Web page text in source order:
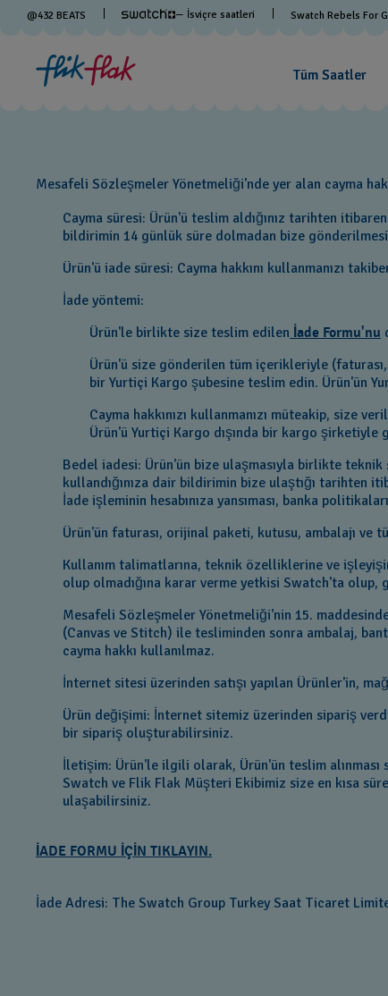
@432 BEATS — İsviçre saatleri Swatch Rebels For
Tüm Saatler
Mesafeli Sözleşmeler Yönetmeliği'nde yer alan cayma
Cayma süresi: Ürün'ü teslim aldığınız tarihten
bildirimin 14 günlük süre dolmadan bize
Ürün'ü iade süresi: Cayma hakkını kullanmanızı
İade yöntemi:
Ürün'le birlikte size teslim edilen İade Formu'nu
Ürün'ü size gönderilen tüm içerikleriyle
bir Yurtiçi Kargo şubesine teslim edin. Ürün'ün
Cayma hakkınızı kullanmanızı müteakip, size
Ürün'ü Yurtiçi Kargo dışında bir kargo şirketiyle
Bedel iadesi: Ürün'ün bize ulaşmasıyla birlikte
kullandığınıza dair bildirimin bize ulaştığı tarihten
İade işleminin hesabınıza yansıması, banka
Ürün'ün faturası, orijinal paketi, kutusu, ambalajı ve
Kullanım talimatlarına, teknik özelliklerine ve
olup olmadığına karar verme yetkisi Swatch'ta
Mesafeli Sözleşmeler Yönetmeliği'nin 15.
(Canvas ve Stitch) ile tesliminden sonra ambalaj,
cayma hakkı kullanılmaz.
İnternet sitesi üzerinden satışı yapılan Ürünler'in,
Ürün değişimi: İnternet sitemiz üzerinden sipariş
bir sipariş oluşturabilirsiniz.
İletişim: Ürün'le ilgili olarak, Ürün'ün teslim
Swatch ve Flik Flak Müşteri Ekibimiz size en kısa
ulaşabilirsiniz.
İADE FORMU İÇİN TIKLAYIN.
İade Adresi: The Swatch Group Turkey Saat Ticaret